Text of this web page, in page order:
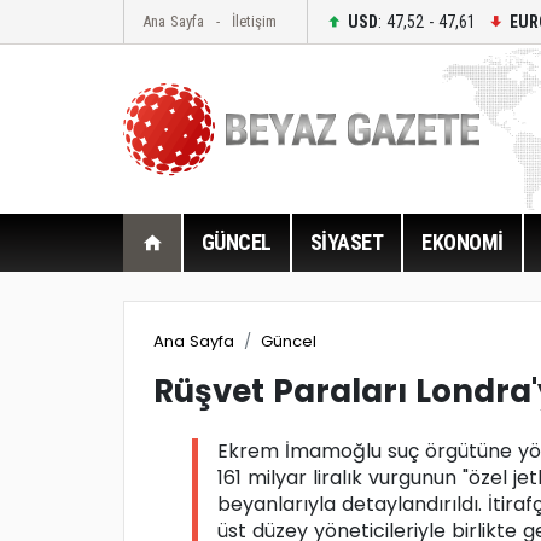
Ana Sayfa İletişim USD: 47,52 - 47,61
GÜNCEL SİYASET EKONOMİ
Ana Sayfa Güncel
Rüşvet Paraları
Ekrem İmamoğlu suç örgütüne
161 milyar liralık vurgunun "özel
beyanlarıyla detaylandırıldı.
üst düzey yöneticileriyle birlikte